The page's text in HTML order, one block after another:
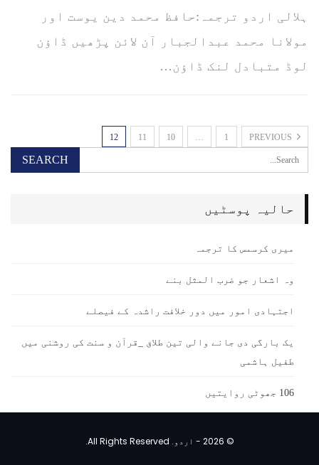
ہلالی اردو ترجمہ:حافظ محمد دین یوست اور
مولانا محمد عبدالجبار آن لائن پڑھیں ڈاؤن
لوڈ متبادل لنک ڈاؤن…
1
…
10
11
12
حالیہ پوسٹیں
میری کرسمس کا ترجمہ
وہ اشعار جو ضرب المثل بنے
اجتہادی امور میں دور خلافت راشدہ کے فیصلے
یک بارگی دی جانے والی تین طلاق _قرآن و سنت کی روشنی میں
طفیل ہاشمی
106 جھوٹی روایتیں
© 2026 - اردو. All Rights Reserved.